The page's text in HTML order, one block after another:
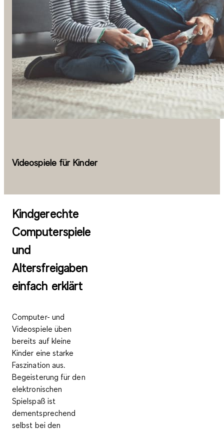
Videospiele für Kinder
Kindgerechte
Computerspiele
und
Altersfreigaben
einfach erklärt
Computer- und
Videospiele üben
bereits auf kleine
Kinder eine starke
Faszination aus.
Begeisterung für den
elektronischen
Spielspaß ist
dementsprechend
selbst bei den